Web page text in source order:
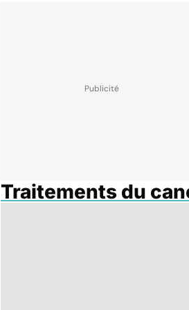
Traitements du